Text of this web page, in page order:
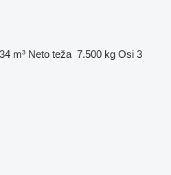
34 m³ Neto teža 7.500 kg Osi 3